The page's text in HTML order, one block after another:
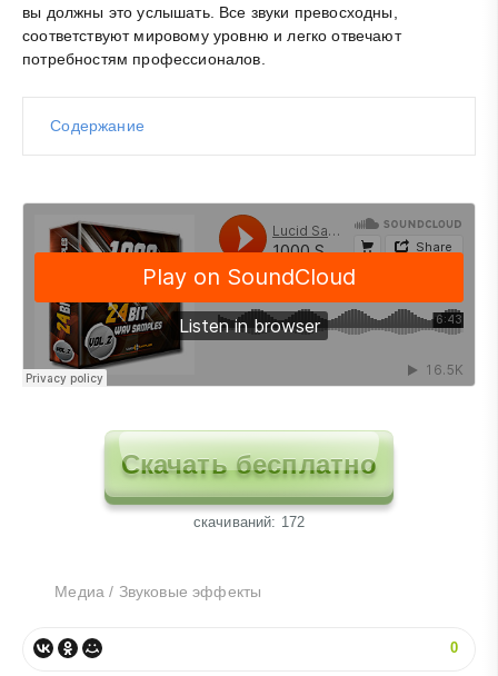
вы должны это услышать. Все звуки превосходны,
соответствуют мировому уровню и легко отвечают
потребностям профессионалов.
Содержание
Скачать бесплатно
cкачиваний: 172
Медиа / Звуковые эффекты
0